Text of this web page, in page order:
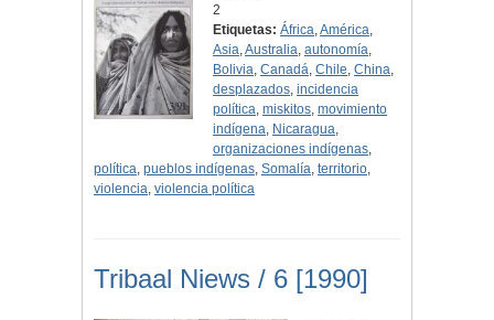
2
Etiquetas: África,América,
Asia,Australia,autonomía,
Bolivia,Canadá,Chile,China,
desplazados,incidencia
política,miskitos,movimiento
indígena, Nicaragua,
organizaciones indígenas,
política, pueblos indígenas, Somalía, territorio,
violencia, violencia política
Tribaal Niews / 6 [1990]